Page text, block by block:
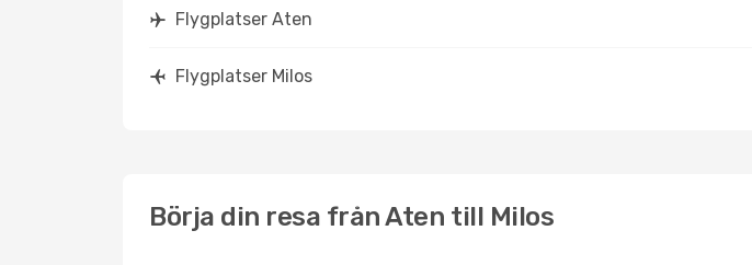
Flygplatser Aten
Flygplatser Milos
Börja din resa från Aten till Milos